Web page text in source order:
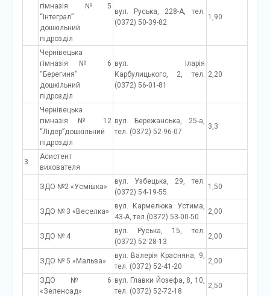
гімназія №5
“Інтеграл”
дошкільний
підрозділ
вул. Руська, 228-А, тел.
(0372) 50-39-82
1,90
Чернівецька
гімназія № 6
“Берегиня”
дошкільний
підрозділ
вул. Іларія
Карбулицького, 2, тел.
(0372) 56-01-81
2,20
Чернівецька
гімназія № 12
“Лідер”дошкільний
підрозділ
вул. Бережанська, 25-а,
тел. (0372) 52-96-07
3,3
3.
Асистент
вихователя
ЗДО №2 «Усмішка»
вул. Узбецька, 29, тел.
(0372) 54-19-55
1,50
ЗДО № 3 «Веселка»
вул. Кармелюка Устима,
43-А, тел.(0372) 53-00-50
2,00
ЗДО № 4
вул. Руська, 15, тел.
(0372) 52-28-13
2,00
ЗДО № 5 «Мальва»
вул. Валерія Красняна, 9,
тел. (0372) 52-41-20
2,00
ЗДО № 6
«Зеленсад»
вул. Главки Йозефа, 8, 10,
тел. (0372) 52-72-18
2,50